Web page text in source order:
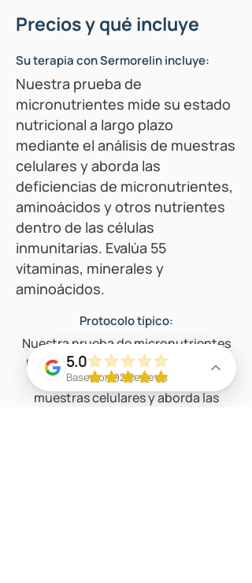
Precios y qué incluye
Su terapia con Sermorelin incluye:
Nuestra prueba de
micronutrientes mide su estado
nutricional a largo plazo
mediante el análisis de muestras
celulares y aborda las
deficiencias de micronutrientes,
aminoácidos y otros nutrientes
dentro de las células
inmunitarias. Evalúa 55
vitaminas, minerales y
aminoácidos.
Protocolo típico:
Nuestra prueba de micronutrientes
mide su estado nutricional a largo
plazo mediante el análisis de
muestras celulares y aborda las
5.0
Based on 92 Reviews